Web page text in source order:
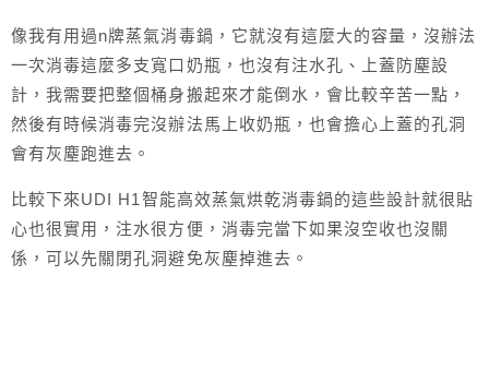
像我有用過n牌蒸氣消毒鍋，它就沒有這麼大的容量，沒辦法
一次消毒這麼多支寬口奶瓶，也沒有注水孔、上蓋防塵設
計，我需要把整個桶身搬起來才能倒水，會比較辛苦一點，
然後有時候消毒完沒辦法馬上收奶瓶，也會擔心上蓋的孔洞
會有灰塵跑進去。
比較下來UDI H1智能高效蒸氣烘乾消毒鍋的這些設計就很貼
心也很實用，注水很方便，消毒完當下如果沒空收也沒關
係，可以先關閉孔洞避免灰塵掉進去。